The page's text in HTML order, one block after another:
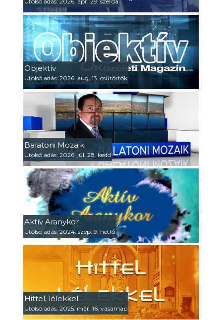
Objektív
Utolsó adás: 2026. aug. 13. csütörtök
Balatoni Mozaik
Utolsó adás: 2026. júl. 28. kedd
Aktív Aranykor
Utolsó adás: 2024. szep. 9. hétfő
Hittel, lélekkel
Utolsó adás: 2025. már. 16. vasárnap